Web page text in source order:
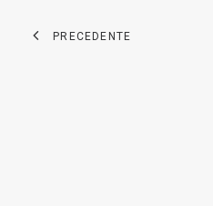
PRECEDENTE